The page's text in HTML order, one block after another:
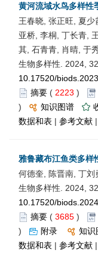
黄河流域水鸟多样性
王春晓, 张正旺, 夏
亚桥, 李桐, 丁长青,
其, 石青青, 肖晴, 于
生物多样性. 2024,
10.17520/
摘要 ( 2223 )
)
知识图谱
数据和表 | 参考文献 |
雅鲁藏布江鱼类多样
何德奎, 陈晋南, 丁刘
生物多样性. 2024,
10.17520/
摘要 ( 3685 )
)
附录 知识
数据和表 | 参考文献 |